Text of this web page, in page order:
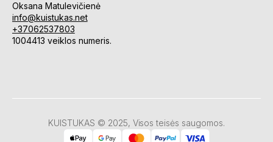
Oksana Matulevičienė
info@kuistukas.net
+37062537803
1004413 veiklos numeris.
KUISTUKAS © 2025, Visos teisės saugomos.